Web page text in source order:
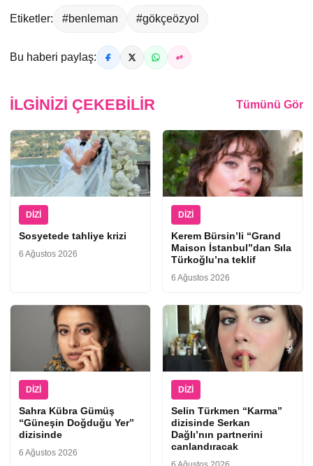
Etiketler: #benleman #gökçeözyol
Bu haberi paylaş:
İLGINIZI ÇEKEBILIR Tümünü Gör
DIZI
Sosyetede tahliye krizi
6 Ağustos 2026
DIZI
Kerem Bürsin’li “Grand
Maison İstanbul”dan Sıla
Türkoğlu’na teklif
6 Ağustos 2026
DIZI
Sahra Kübra Gümüş
“Güneşin Doğduğu Yer”
dizisinde
6 Ağustos 2026
DIZI
Selin Türkmen “Karma”
dizisinde Serkan
Dağlı’nın partnerini
canlandıracak